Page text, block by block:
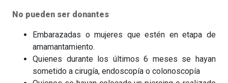
No pueden ser donantes
Embarazadas o mujeres que estén en etapa de
amamantamiento.
Quienes durante los últimos 6 meses se hayan
sometido a cirugía, endoscopía o colonoscopía